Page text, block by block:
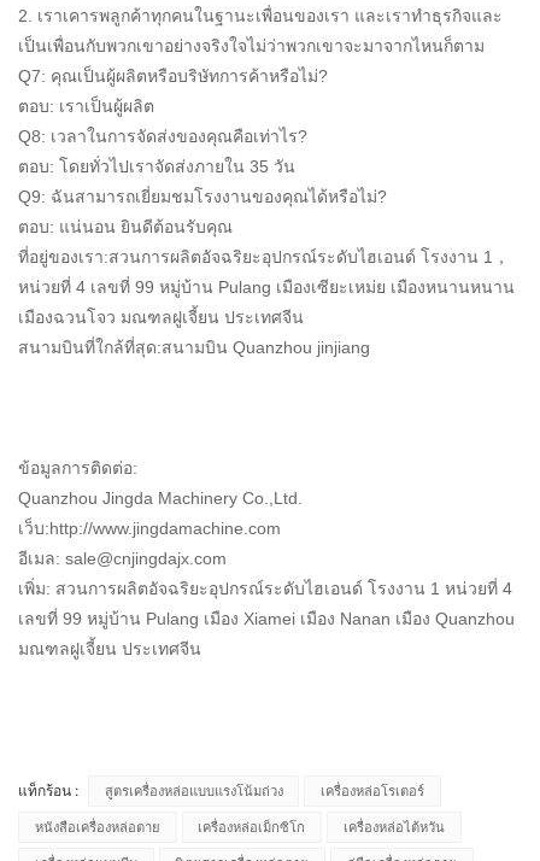
2. เราเคารพลูกค้าทุกคนในฐานะเพื่อนของเรา และเราทำธุรกิจและ
เป็นเพื่อนกับพวกเขาอย่างจริงใจไม่ว่าพวกเขาจะมาจากไหนก็ตาม
Q7: คุณเป็นผู้ผลิตหรือบริษัทการค้าหรือไม่?
ตอบ: เราเป็นผู้ผลิต
Q8: เวลาในการจัดส่งของคุณคือเท่าไร?
ตอบ: โดยทั่วไปเราจัดส่งภายใน 35 วัน
Q9: ฉันสามารถเยี่ยมชมโรงงานของคุณได้หรือไม่?
ตอบ: แน่นอน ยินดีต้อนรับคุณ
ที่อยู่ของเรา:สวนการผลิตอัจฉริยะอุปกรณ์ระดับไฮเอนด์ โรงงาน 1，
หน่วยที่ 4 เลขที่ 99 หมู่บ้าน Pulang เมืองเซียะเหม่ย เมืองหนานหนาน
เมืองฉวนโจว มณฑลฝูเจี้ยน ประเทศจีน
สนามบินที่ใกล้ที่สุด:สนามบิน Quanzhou jinjiang
ข้อมูลการติดต่อ:
Quanzhou Jingda Machinery Co.,Ltd.
เว็บ:http://www.jingdamachine.com
อีเมล: sale@cnjingdajx.com
เพิ่ม: สวนการผลิตอัจฉริยะอุปกรณ์ระดับไฮเอนด์ โรงงาน 1 หน่วยที่ 4
เลขที่ 99 หมู่บ้าน Pulang เมือง Xiamei เมือง Nanan เมือง Quanzhou
มณฑลฝูเจี้ยน ประเทศจีน
แท็กร้อน : สูตรเครื่องหล่อแบบแรงโน้มถ่วง เครื่องหล่อโรเตอร์
หนังสือเครื่องหล่อตาย เครื่องหล่อเม็กซิโก เครื่องหล่อไต้หวัน